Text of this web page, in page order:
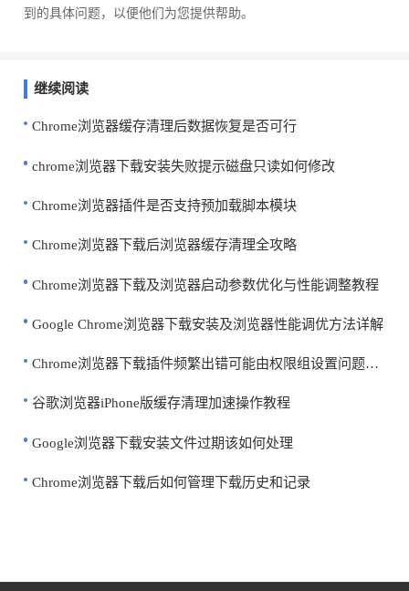
到的具体问题，以便他们为您提供帮助。
继续阅读
Chrome浏览器缓存清理后数据恢复是否可行
chrome浏览器下载安装失败提示磁盘只读如何修改
Chrome浏览器插件是否支持预加载脚本模块
Chrome浏览器下载后浏览器缓存清理全攻略
Chrome浏览器下载及浏览器启动参数优化与性能调整教程
Google Chrome浏览器下载安装及浏览器性能调优方法详解
Chrome浏览器下载插件频繁出错可能由权限组设置问题引起
谷歌浏览器iPhone版缓存清理加速操作教程
Google浏览器下载安装文件过期该如何处理
Chrome浏览器下载后如何管理下载历史和记录